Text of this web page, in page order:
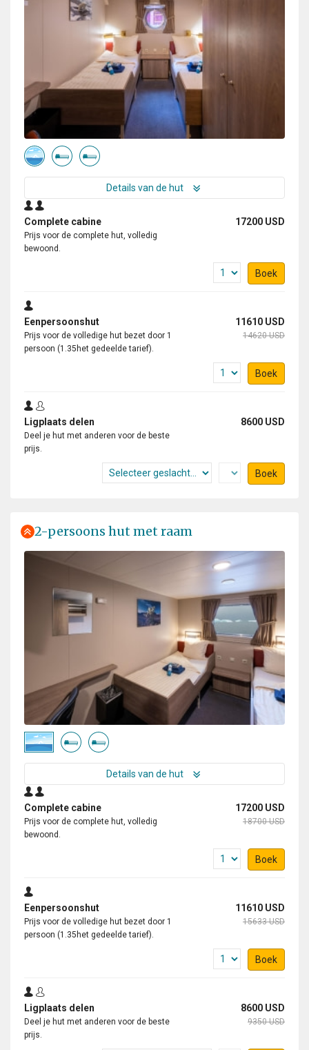
Details van de hut
Complete cabine 17200 USD
Prijs voor de complete hut, volledig
bewoond.
Boek
Eenpersoonshut 11610 USD
Prijs voor de volledige hut bezet door 1
persoon (1.35het gedeelde tarief).
14620 USD
Boek
Ligplaats delen 8600 USD
Deel je hut met anderen voor de beste
prijs.
Boek
2-persoons hut met raam
Details van de hut
Complete cabine 17200 USD
Prijs voor de complete hut, volledig
bewoond.
18700 USD
Boek
Eenpersoonshut 11610 USD
Prijs voor de volledige hut bezet door 1
persoon (1.35het gedeelde tarief).
15633 USD
Boek
Ligplaats delen 8600 USD
Deel je hut met anderen voor de beste
prijs.
9350 USD